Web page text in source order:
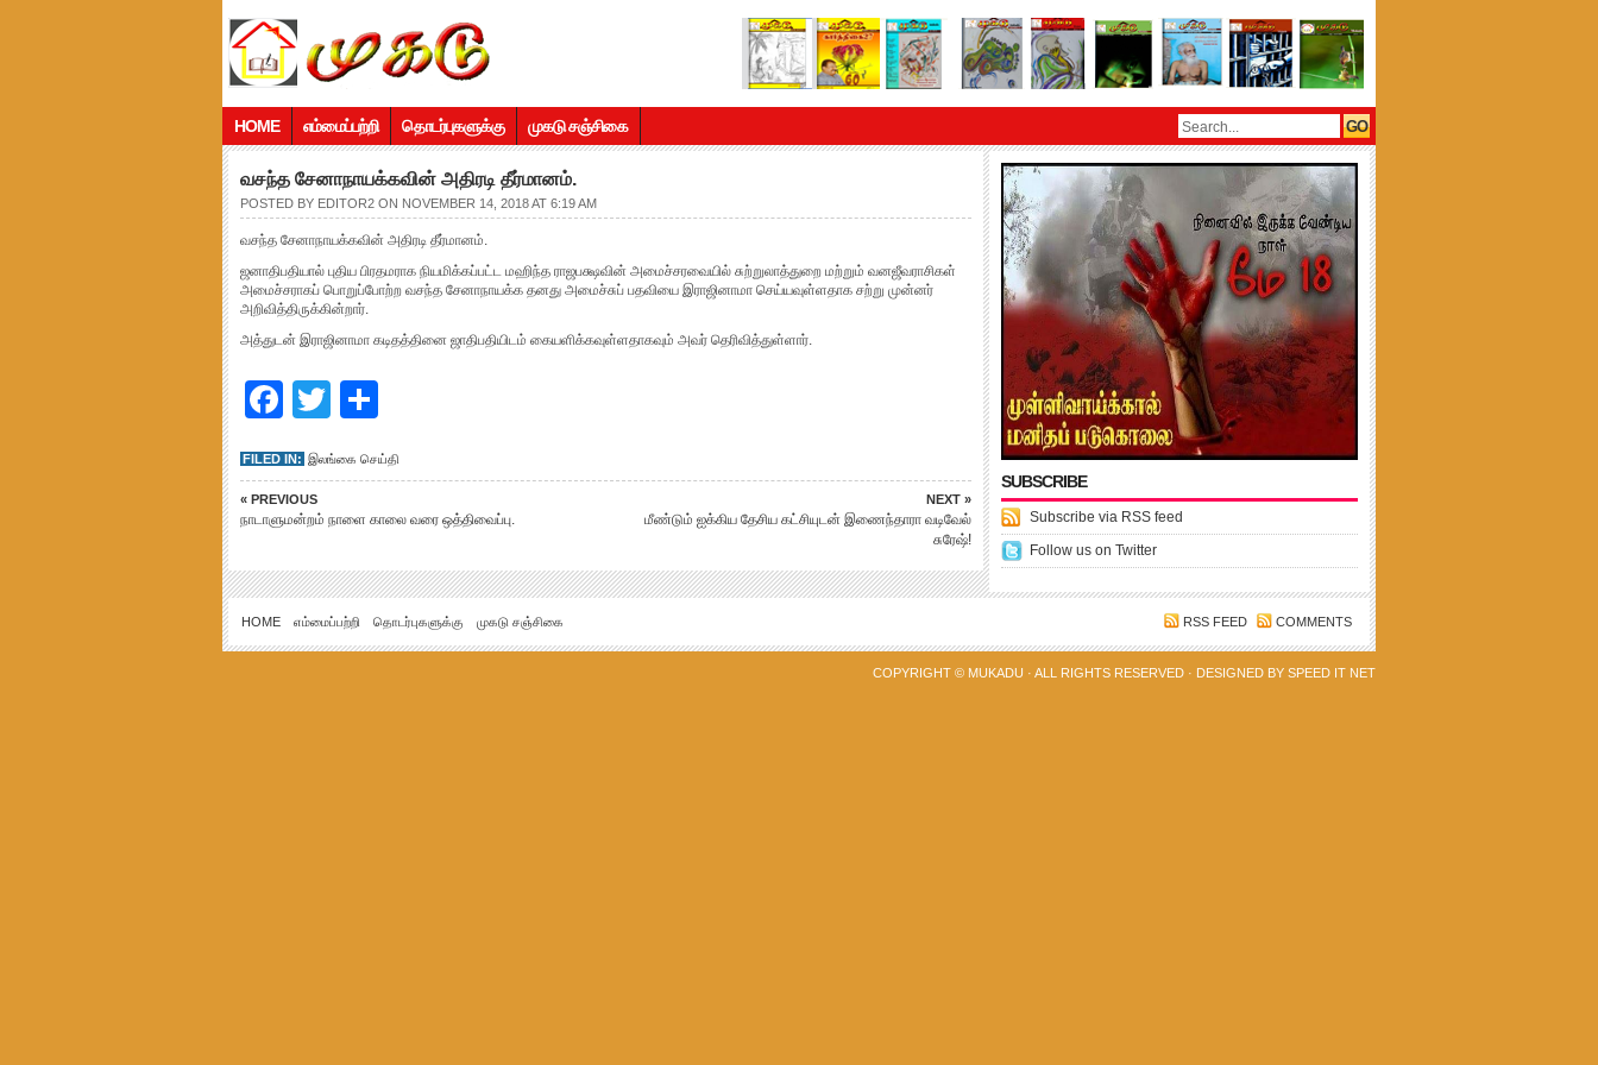
HOME எம்மைப்பற்றி தொடர்புகளுக்கு முகடு சஞ்சிகை
வசந்த சேனாநாயக்கவின் அதிரடி தீர்மானம்.
POSTED BY EDITOR2 ON NOVEMBER 14, 2018 AT 6:19 AM
வசந்த சேனாநாயக்கவின் அதிரடி தீர்மானம்.
ஜனாதிபதியால் புதிய பிரதமராக நியமிக்கப்பட்ட மஹிந்த ராஜபக்ஷவின் அமைச்சரவையில் சுற்றுலாத்துறை மற்றும் வனஜீவராசிகள்
அமைச்சராகப் பொறுப்போற்ற வசந்த சேனாநாயக்க தனது அமைச்சுப் பதவியை இராஜினாமா செய்யவுள்ளதாக சற்று முன்னர்
அறிவித்திருக்கின்றார்.
அத்துடன் இராஜினாமா கடிதத்தினை ஜாதிபதியிடம் கையளிக்கவுள்ளதாகவும் அவர் தெரிவித்துள்ளார்.
Facebook
Twitter
FILED IN: இலங்கை செய்தி
« PREVIOUS
நாடாளுமன்றம் நாளை காலை வரை ஒத்திவைப்பு.
NEXT »
மீண்டும் ஐக்கிய தேசிய கட்சியுடன் இணைந்தாரா வடிவேல்
சுரேஷ்!
SUBSCRIBE
Subscribe via RSS feed
Follow us on Twitter
HOME எம்மைப்பற்றி தொடர்புகளுக்கு முகடு சஞ்சிகை RSS FEED COMMENTS
COPYRIGHT © MUKADU · ALL RIGHTS RESERVED · DESIGNED BY SPEED IT NET